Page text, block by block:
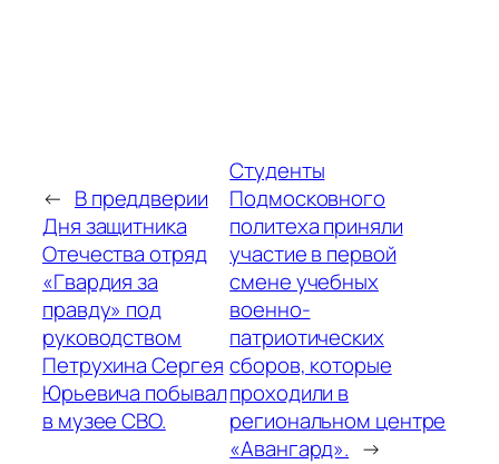
← В преддверии
Дня защитника
Отечества отряд
«Гвардия за
правду» под
руководством
Петрухина Сергея
Юрьевича побывал
в музее СВО.
Студенты
Подмосковного
политеха приняли
участие в первой
смене учебных
военно-
патриотических
сборов, которые
проходили в
региональном центре
«Авангард». →